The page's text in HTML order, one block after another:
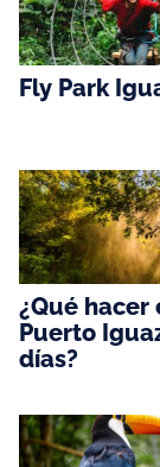
Fly Park
¿Qué hacer
Puerto
días?